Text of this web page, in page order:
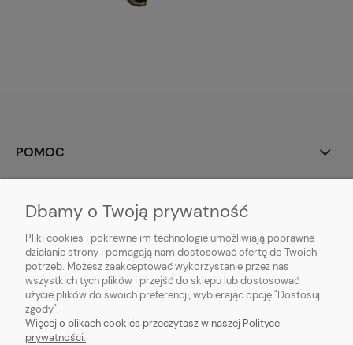
POMOC
PŁATNOŚCI I DOSTAWA
INFORMACJE
O NAS
Dbamy o Twoją prywatność
Pliki cookies i pokrewne im technologie umożliwiają poprawne
działanie strony i pomagają nam dostosować ofertę do Twoich
potrzeb. Możesz zaakceptować wykorzystanie przez nas
wszystkich tych plików i przejść do sklepu lub dostosować
użycie plików do swoich preferencji, wybierając opcję "Dostosuj
zgody".
Więcej o plikach cookies przeczytasz w naszej Polityce
prywatności.